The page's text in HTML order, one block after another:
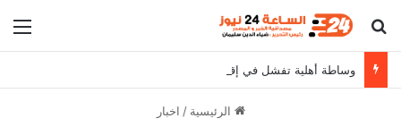
بحث عن
وساطة أهلية تفشل في إقناع دقلو بوقف إعتقالات القادة الميدانيين
الرئيسية / اخبار